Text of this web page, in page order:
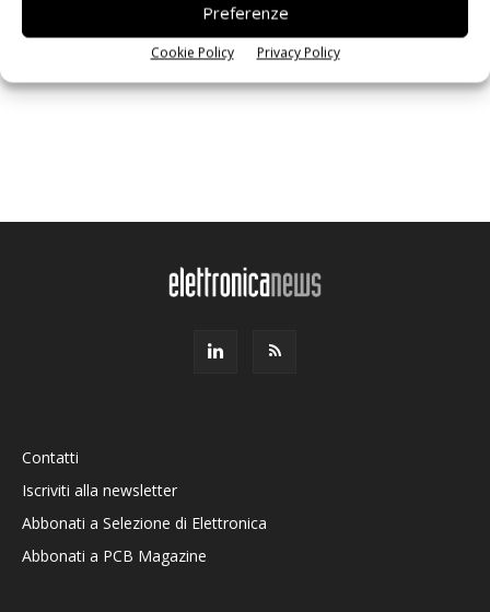
Preferenze
Cookie Policy Privacy Policy
ISCRIVITI ALLA NEWSLETTER
Contatti
Iscriviti alla newsletter
Abbonati a Selezione di Elettronica
Abbonati a PCB Magazine